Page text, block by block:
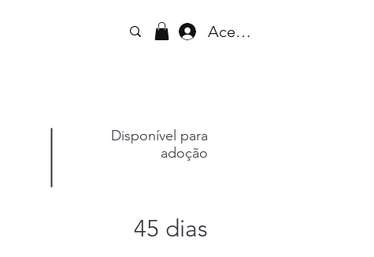
Acesse
Disponível para
adoção
45 dias